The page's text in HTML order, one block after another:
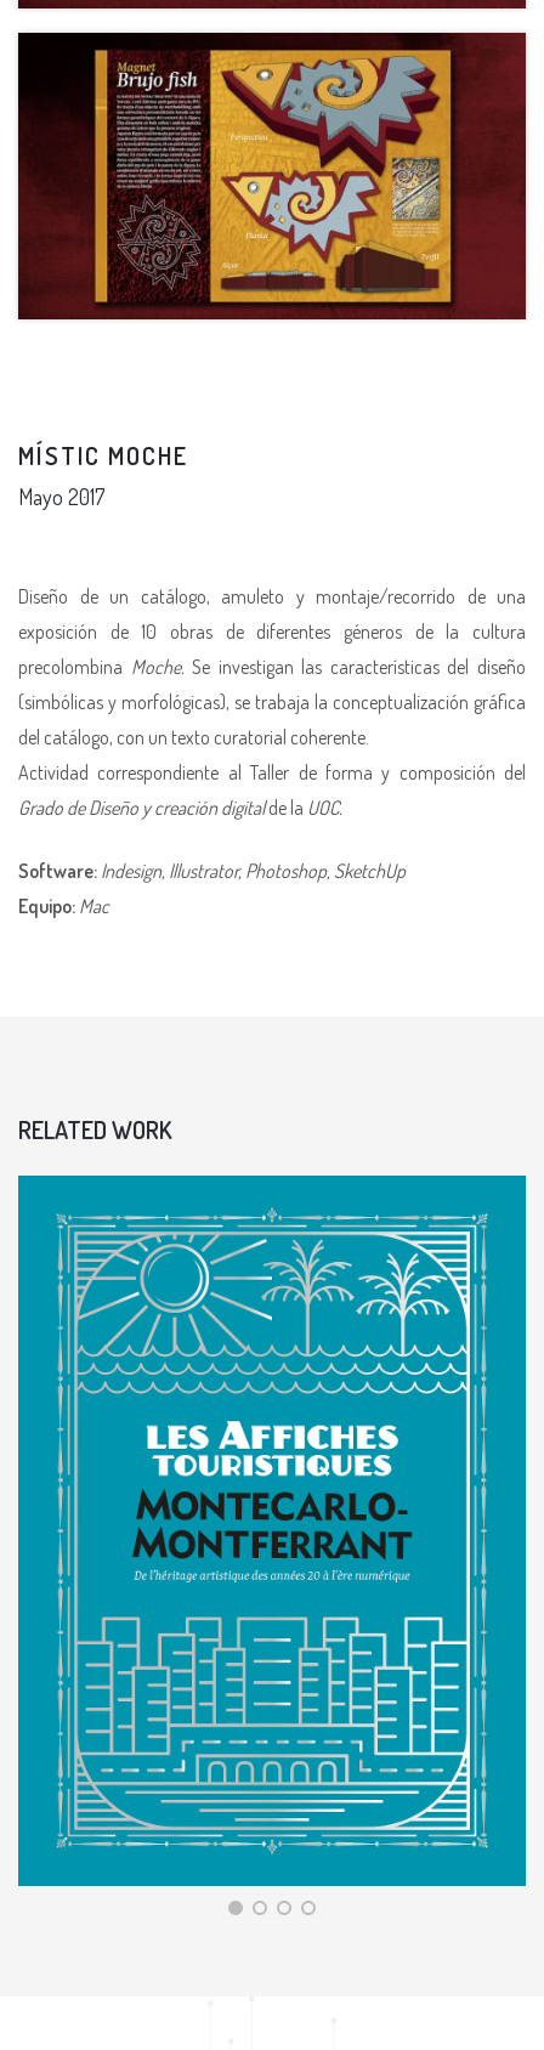
MÍSTIC MOCHE
Mayo 2017
Diseño de un catálogo, amuleto y montaje/recorrido de una
exposición de 10 obras de diferentes géneros de la cultura
precolombina Moche. Se investigan las características del diseño
(simbólicas y morfológicas), se trabaja la conceptualización gráfica
del catálogo, con un texto curatorial coherente.
Actividad correspondiente al Taller de forma y composición del
Grado de Diseño y creación digitalde la UOC.
Software: Indesign, Illustrator, Photoshop, SketchUp
Equipo: Mac
RELATED WORK